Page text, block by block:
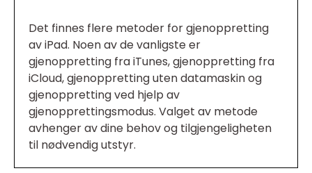
Det finnes flere metoder for gjenoppretting
av iPad. Noen av de vanligste er
gjenoppretting fra iTunes, gjenoppretting fra
iCloud, gjenoppretting uten datamaskin og
gjenoppretting ved hjelp av
gjenopprettingsmodus. Valget av metode
avhenger av dine behov og tilgjengeligheten
til nødvendig utstyr.